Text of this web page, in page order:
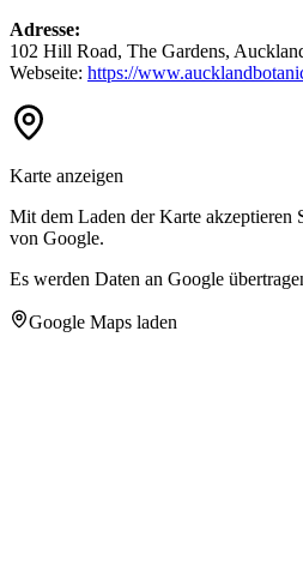
Adresse:
102 Hill Road, The Gardens,
Webseite: https://
Karte anzeigen
Mit dem Laden der Karte akzeptieren
von Google.
Es werden Daten an Google
Google Maps laden